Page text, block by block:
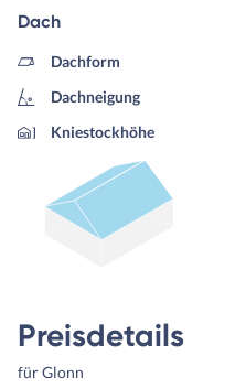
Dach
Dachform
Dachneigung
Kniestockhöhe
Preisdetails
für Glonn